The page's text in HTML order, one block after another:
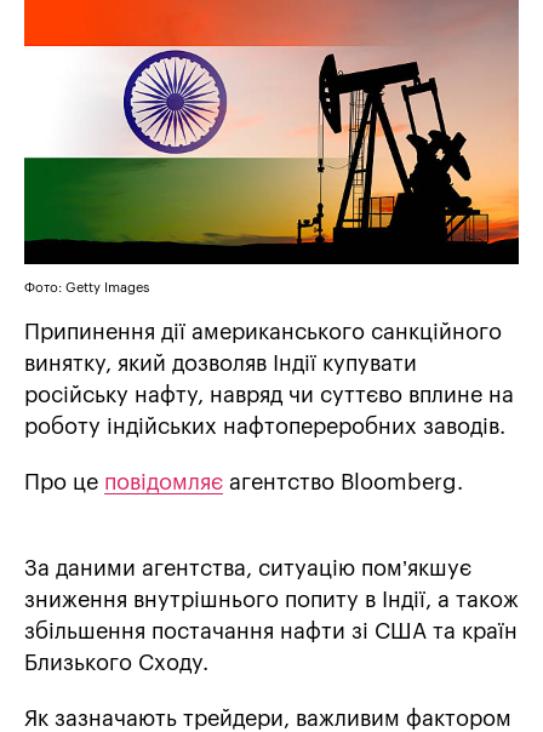
Фото: Getty Images
Припинення дії американського санкційного
винятку, який дозволяв Індії купувати
російську нафту, навряд чи суттєво вплине на
роботу індійських нафтопереробних заводів.
Про це повідомляє агентство Bloomberg.
За даними агентства, ситуацію пом’якшує
зниження внутрішнього попиту в Індії, а також
збільшення постачання нафти зі США та країн
Близького Сходу.
Як зазначають трейдери, важливим фактором